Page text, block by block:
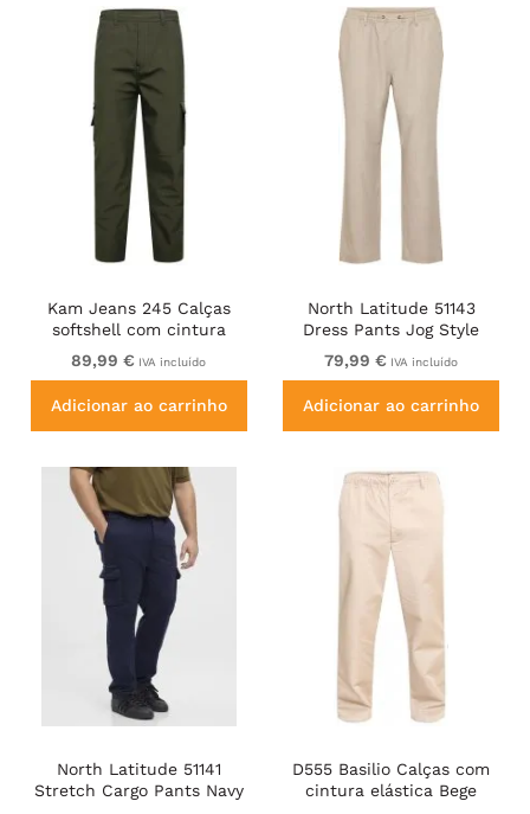
Kam Jeans 245 Calças
softshell com cintura
elástica caqui
89,99 € IVA incluído
Adicionar ao carrinho
North Latitude 51143
Dress Pants Jog Style
Beige
79,99 € IVA incluído
Adicionar ao carrinho
North Latitude 51141
Stretch Cargo Pants Navy
D555 Basilio Calças com
cintura elástica Bege